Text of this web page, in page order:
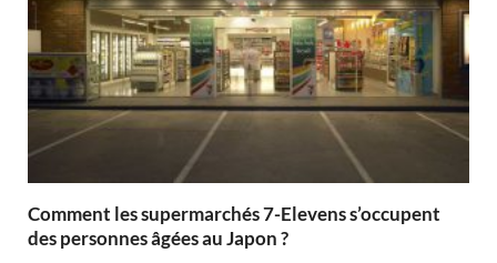
Comment les supermarchés 7-Elevens s’occupent
des personnes âgées au Japon ?